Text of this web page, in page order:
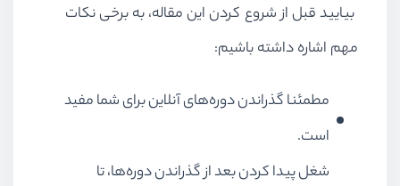
بیایید قبل از شروع کردن این مقاله، به برخی نکات
مهم اشاره داشته باشیم:
مطمئنا گذراندن دوره‌های آنلاین برای شما مفید
است.
شغل پیدا کردن بعد از گذراندن دوره‌ها، تا